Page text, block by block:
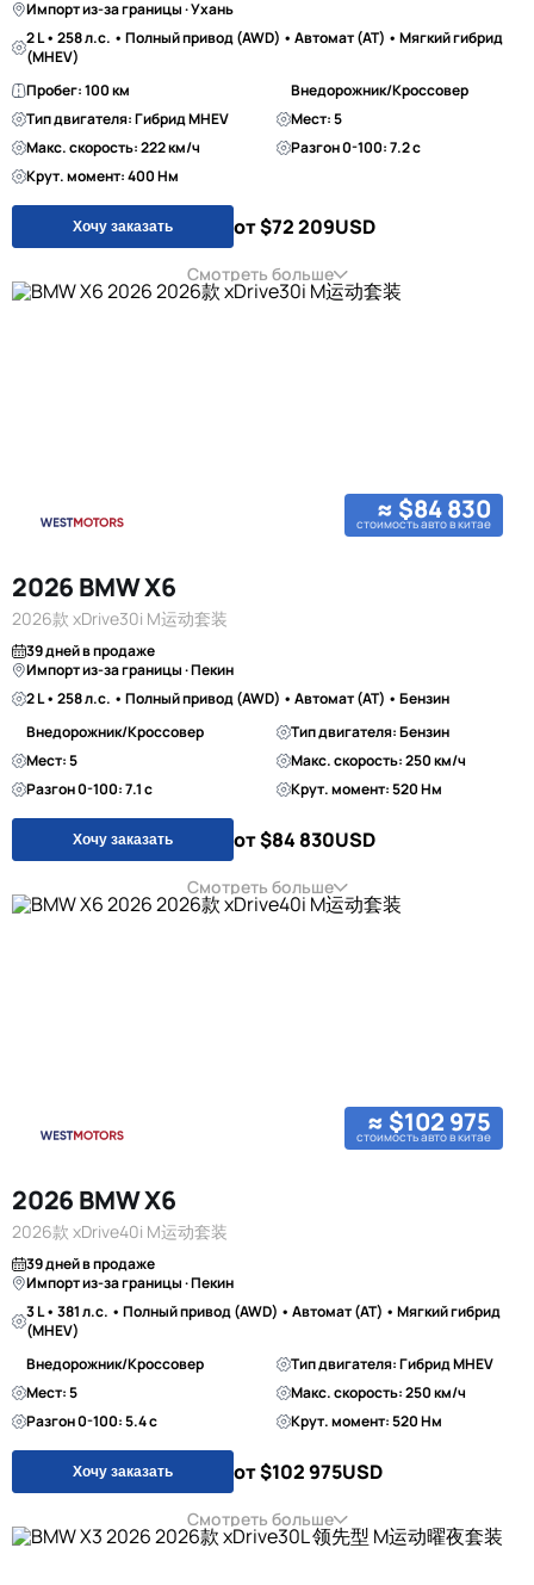
Импорт из-за границы · Ухань
2 L • 258 л.с. • Полный привод (AWD) • Автомат (AT) • Мягкий гибрид
(MHEV)
Пробег: 100 км
Внедорожник/Кроссовер
Тип двигателя: Гибрид MHEV
Мест: 5
Макс. скорость: 222 км/ч
Разгон 0-100: 7.2 с
Крут. момент: 400 Нм
Хочу заказать от $72 209USD
Смотреть больше
≈ $84 830
стоимость авто в китае
2026 BMW X6
2026款 xDrive30i M运动套装
39 дней в продаже
Импорт из-за границы · Пекин
2 L • 258 л.с. • Полный привод (AWD) • Автомат (AT) • Бензин
Внедорожник/Кроссовер
Тип двигателя: Бензин
Мест: 5
Макс. скорость: 250 км/ч
Разгон 0-100: 7.1 с
Крут. момент: 520 Нм
Хочу заказать от $84 830USD
Смотреть больше
≈ $102 975
стоимость авто в китае
2026 BMW X6
2026款 xDrive40i M运动套装
39 дней в продаже
Импорт из-за границы · Пекин
3 L • 381 л.с. • Полный привод (AWD) • Автомат (AT) • Мягкий гибрид
(MHEV)
Внедорожник/Кроссовер
Тип двигателя: Гибрид MHEV
Мест: 5
Макс. скорость: 250 км/ч
Разгон 0-100: 5.4 с
Крут. момент: 520 Нм
Хочу заказать от $102 975USD
Смотреть больше